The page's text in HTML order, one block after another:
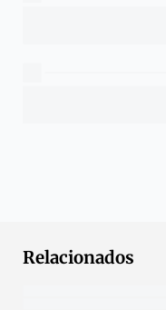
Relacionados